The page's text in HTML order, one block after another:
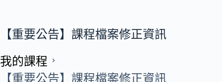
【重要公告】課程檔案修正資訊
我的課程
【重要公告】課程檔案修正資訊